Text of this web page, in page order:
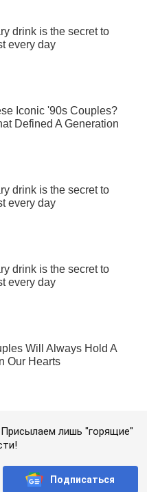
лишь "горящие"
Подписаться